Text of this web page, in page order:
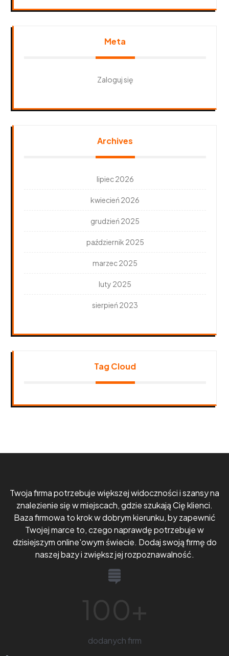
Meta
Zaloguj się
Archives
lipiec 2026
kwiecień 2026
grudzień 2025
październik 2025
marzec 2025
luty 2025
sierpień 2023
Tag Cloud
Twoja firma potrzebuje większej widoczności i szansy na
znalezienie się w miejscach, gdzie szukają Cię klienci.
Baza firmowa to krok w dobrym kierunku, by zapewnić
Twojej marce to, czego naprawdę potrzebuje w
dzisiejszym online'owym świecie. Dodaj swoją firmę do
naszej bazy i zwiększ jej rozpoznawalność.
100+
dodanych firm